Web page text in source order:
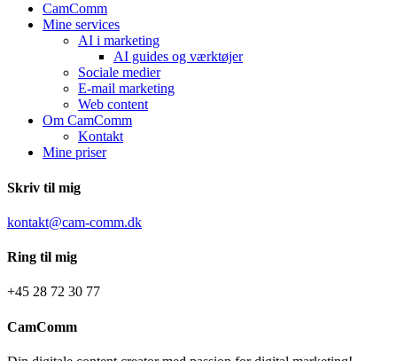
CamComm
Mine services
AI i marketing
AI guides og værktøjer
Sociale medier
E-mail marketing
Web content
Om CamComm
Kontakt
Mine priser
Skriv til mig
kontakt@cam-comm.dk
Ring til mig
+45 28 72 30 77
CamComm